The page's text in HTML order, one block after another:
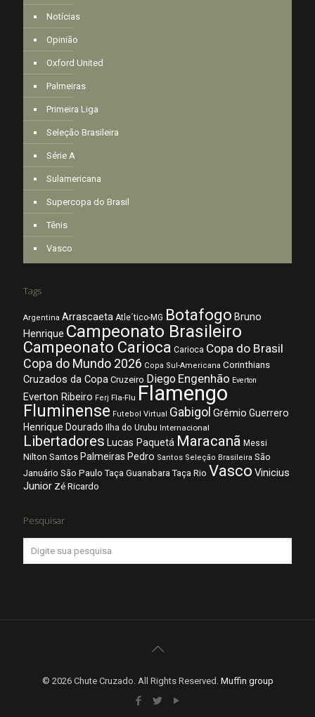
Notícias
Opinião
Oxford United
Palmeiras
Primeira Liga
Seleção Brasileira
Série A
Sulamericana
Supercopa do Brasil
Tênis
Vasco
Tags
Argentina Arrascaeta Atle´tico-MG Botafogo Bruno
Henrique Campeonato Brasileiro
Campeonato Carioca Carioca Copa do Brasil
Copa do Mundo 2026 Copa Sul-Americana Corinthians
Cruzados da Copa Cruzeiro Diego Engenhão Everton
Everton Ribeiro Ferj Fla-Flu Flamengo
Fluminense Futebol Virtual Gabigol Grêmio Guerrero
Henrique Dourado Ilha do Urubu Internacional
Libertadores Lucas Paquetá Maracanã Messi
Nilton Santos Palmeiras Pedro Santos Seleção Brasileira São
Januário São Paulo Taça Guanabara Taça Rio Vasco Vinicius
Junior Zé Ricardo
Pesquisar
© 2026 Chute Cruzado. All Rights Reserved. Muffin group